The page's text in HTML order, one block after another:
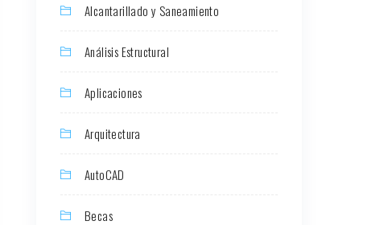
Alcantarillado y Saneamiento
Análisis Estructural
Aplicaciones
Arquitectura
AutoCAD
Becas